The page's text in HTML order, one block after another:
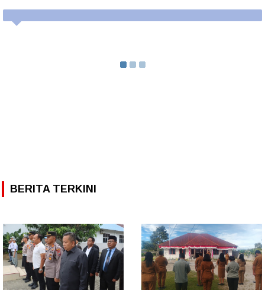
BERITA TERKINI